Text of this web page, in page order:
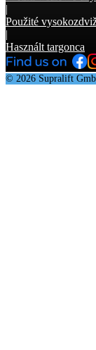
|
Použité
|
Használt targonca
© 2026 Supralift